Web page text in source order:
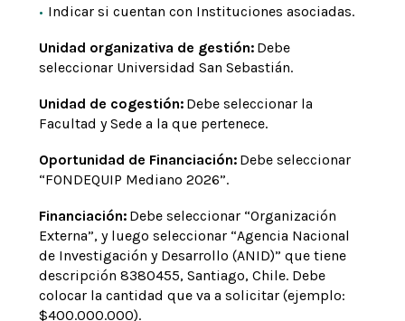
Indicar si cuentan con Instituciones asociadas.
Unidad organizativa de gestión: Debe
seleccionar Universidad San Sebastián.
Unidad de cogestión: Debe seleccionar la
Facultad y Sede a la que pertenece.
Oportunidad de Financiación: Debe seleccionar
“FONDEQUIP Mediano 2026”.
Financiación: Debe seleccionar “Organización
Externa”, y luego seleccionar “Agencia Nacional
de Investigación y Desarrollo (ANID)” que tiene
descripción 8380455, Santiago, Chile. Debe
colocar la cantidad que va a solicitar (ejemplo:
$400.000.000).